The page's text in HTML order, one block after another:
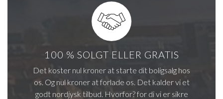
100 % SOLGT ELLER GRATIS
Det koster nul kroner at starte dit boligsalg hos
os. Og nul kroner at forlade os. Det kalder vi et
godt nordjysk tilbud. Hvorfor? for di vi er sikre